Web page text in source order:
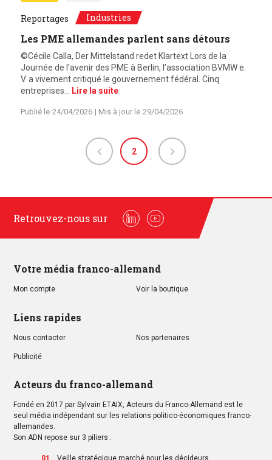
Reportages Industries
Les PME allemandes parlent sans détours
©Cécile Calla, Der Mittelstand redet Klartext Lors de la
Journée de l’avenir des PME à Berlin, l’association BVMW e.
V. a vivement critiqué le gouvernement fédéral. Cinq
entreprises…
Lire la suite
Publié le 24/04/2026 | Mis à jour le 29/04/2026
2
Retrouvez-nous sur
LinkedinYoutube
Votre média franco-allemand
Mon compte Voir la boutique
Liens rapides
Nous contacter Nos partenaires
Publicité
Acteurs du franco-allemand
Fondé en 2017 par Sylvain ETAIX, Acteurs du Franco-Allemand est le
seul média indépendant sur les relations politico-économiques franco-
allemandes.
Son ADN repose sur 3 piliers :
Veille stratégique marché pour les décideurs